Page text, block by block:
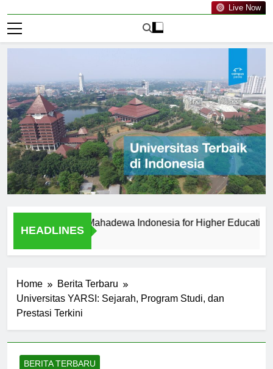
Live Now
HEADLINES
PGRI Mahadewa Indonesia for Higher Education?
Home
Berita Terbaru
Universitas YARSI: Sejarah, Program Studi, dan
Prestasi Terkini
BERITA TERBARU